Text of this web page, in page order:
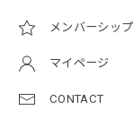
メンバーシップ
マイページ
CONTACT